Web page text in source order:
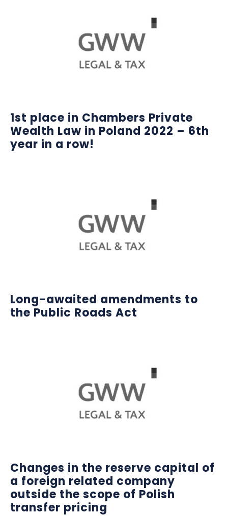
1st place in Chambers Private
Wealth Law in Poland 2022 – 6th
year in a row!
Long-awaited amendments to
the Public Roads Act
Changes in the reserve capital of
a foreign related company
outside the scope of Polish
transfer pricing